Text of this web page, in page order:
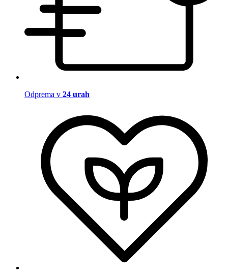
Odprema v 24 urah